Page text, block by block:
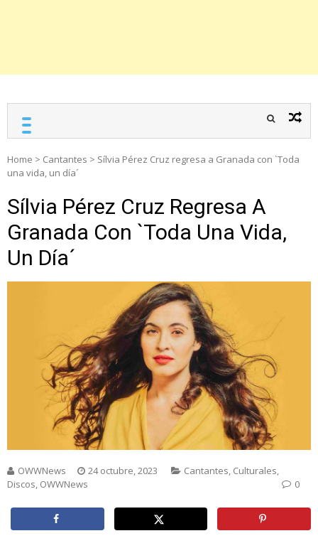
Home > Cantantes > Sílvia Pérez Cruz regresa a Granada con `Toda
una vida, un día´
Sílvia Pérez Cruz Regresa A
Granada Con `Toda Una Vida,
Un Día´
OWWNews 24 octubre, 2023 Cantantes, Culturales,
Discos, OWWNews 0